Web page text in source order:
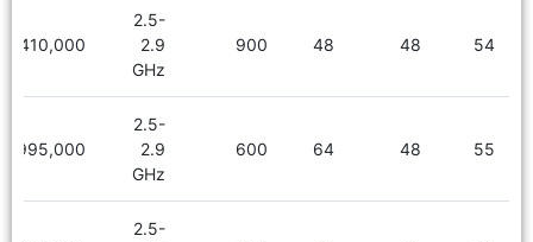
54
48
48
900
2.5-
2.9
GHz
7,410,000
55
48
64
600
2.5-
2.9
GHz
7,995,000
2.5-